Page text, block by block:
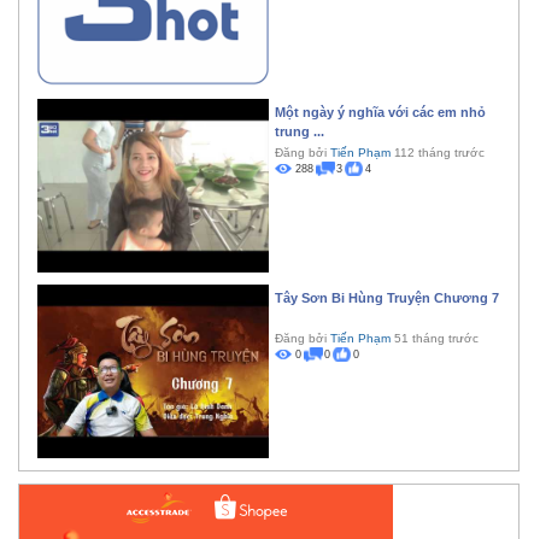
Một ngày ý nghĩa với các em nhỏ
trung ...
Đăng bởi Tiến Phạm 112 tháng trước
288 3 4
Tây Sơn Bi Hùng Truyện Chương 7
Đăng bởi Tiến Phạm 51 tháng trước
0 0 0